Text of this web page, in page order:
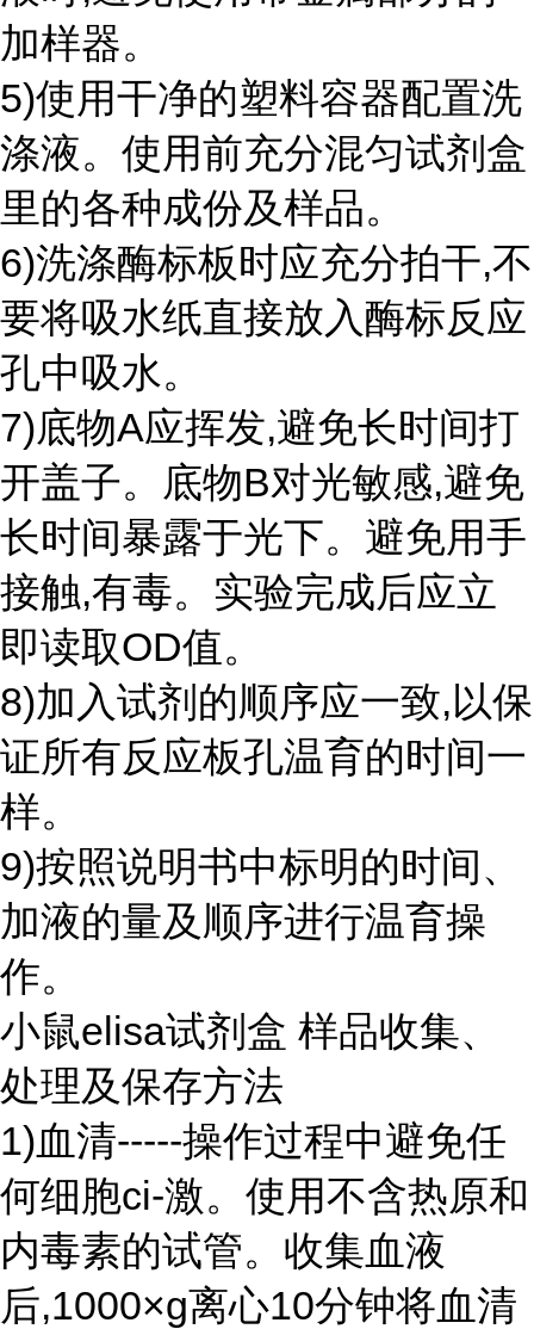
加样器。
5)使用干净的塑料容器配置洗
涤液。使用前充分混匀试剂盒
里的各种成份及样品。
6)洗涤酶标板时应充分拍干,不
要将吸水纸直接放入酶标反应
孔中吸水。
7)底物A应挥发,避免长时间打
开盖子。底物B对光敏感,避免
长时间暴露于光下。避免用手
接触,有毒。实验完成后应立
即读取OD值。
8)加入试剂的顺序应一致,以保
证所有反应板孔温育的时间一
样。
9)按照说明书中标明的时间、
加液的量及顺序进行温育操
作。
小鼠elisa试剂盒 样品收集、
处理及保存方法
1)血清-----操作过程中避免任
何细胞ci-激。使用不含热原和
内毒素的试管。收集血液
后,1000×g离心10分钟将血清